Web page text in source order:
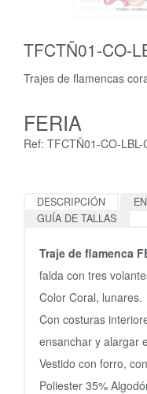
TFCTÑ01-CO-
Trajes de flamencas
FERIA
Ref: TFCTÑ01-CO-LBL-
DESCRIPCIÓN
GUÍA DE TALLAS
Traje de flamenca
falda con tres
Color Coral, lunares.
Con costuras
ensanchar y alargar
Vestido con forro,
Poliester 35%